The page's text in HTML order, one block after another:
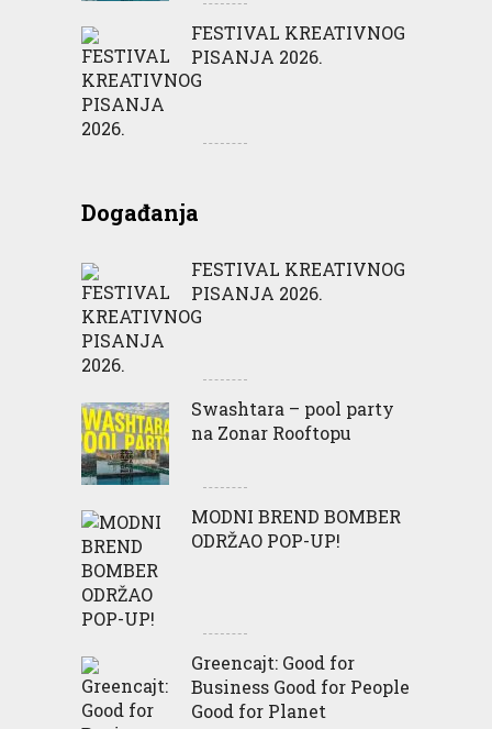
FESTIVAL KREATIVNOG
PISANJA 2026.
Događanja
FESTIVAL KREATIVNOG
PISANJA 2026.
Swashtara – pool party
na Zonar Rooftopu
MODNI BREND BOMBER
ODRŽAO POP-UP!
Greencajt: Good for
Business Good for People
Good for Planet